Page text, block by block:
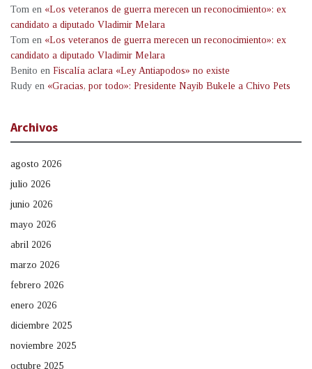
Tom en «Los veteranos de guerra merecen un reconocimiento»: ex
candidato a diputado Vladimir Melara
Tom en «Los veteranos de guerra merecen un reconocimiento»: ex
candidato a diputado Vladimir Melara
Benito en Fiscalía aclara «Ley Antiapodos» no existe
Rudy en «Gracias, por todo»: Presidente Nayib Bukele a Chivo Pets
Archivos
agosto 2026
julio 2026
junio 2026
mayo 2026
abril 2026
marzo 2026
febrero 2026
enero 2026
diciembre 2025
noviembre 2025
octubre 2025